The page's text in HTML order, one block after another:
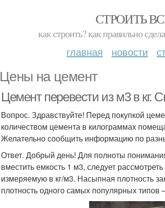
СТРОИТЬ
как строить? как правильно
главная новости
Цены на цемент
Цемент перевести из м3 в кг.
Вопрос. Здравствуйте! Перед покупкой
количеством цемента в килограммах
Желательно сообщить информацию по
Ответ. Добрый день! Для полноты
вместить емкость 1 м3, следует
измеряемую в кг/м3. Насыпная плотность
плотность одного самых популярных